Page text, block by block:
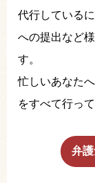
代行している
への提出など
す。
忙しいあなた
をすべて行っ
弁